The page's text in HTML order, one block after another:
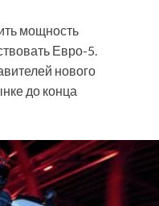
мощность
Евро-5.
нового
до конца